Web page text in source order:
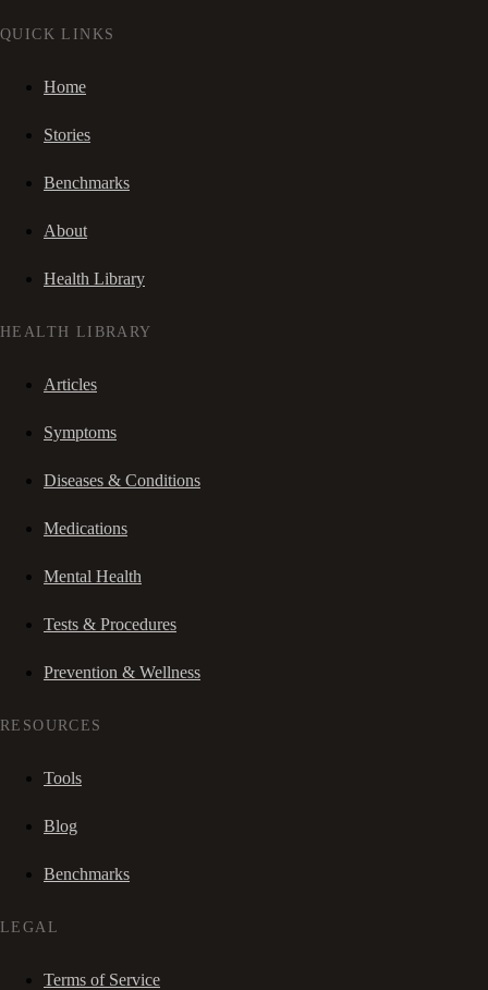
QUICK LINKS
Home
Stories
Benchmarks
About
Health Library
HEALTH LIBRARY
Articles
Symptoms
Diseases & Conditions
Medications
Mental Health
Tests & Procedures
Prevention & Wellness
RESOURCES
Tools
Blog
Benchmarks
LEGAL
Terms of Service